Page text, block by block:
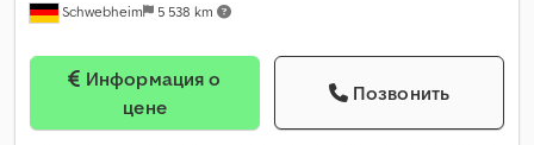
Schwebheim 5 538 km
цене
Позвонить